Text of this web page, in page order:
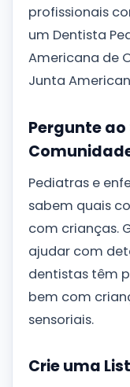
profissionais
um Dentista
Americana de
Junta
Pergunte ao
Pediatras e
sabem quais
com crianças.
ajudar com
dentistas têm
bem com
sensoriais.
Crie uma